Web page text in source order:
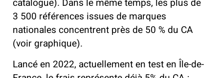
catalogue). Dans le même temps, les plus de
3 500 références issues de marques
nationales concentrent près de 50 % du CA
(voir graphique).
Lancé en 2022, actuellement en test en Île-de-